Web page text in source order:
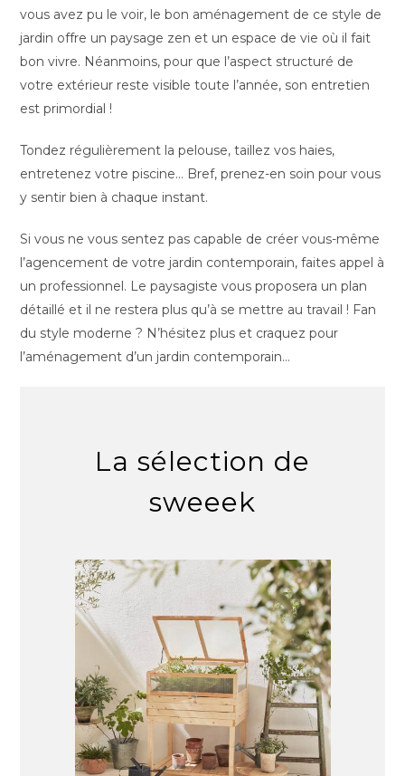
vous avez pu le voir, le bon aménagement de ce style de
jardin offre un paysage zen et un espace de vie où il fait
bon vivre. Néanmoins, pour que l’aspect structuré de
votre extérieur reste visible toute l’année, son entretien
est primordial !
Tondez régulièrement la pelouse, taillez vos haies,
entretenez votre piscine… Bref, prenez-en soin pour vous
y sentir bien à chaque instant.
Si vous ne vous sentez pas capable de créer vous-même
l’agencement de votre jardin contemporain, faites appel à
un professionnel. Le paysagiste vous proposera un plan
détaillé et il ne restera plus qu’à se mettre au travail ! Fan
du style moderne ? N’hésitez plus et craquez pour
l’aménagement d’un jardin contemporain…
La sélection de
sweeek